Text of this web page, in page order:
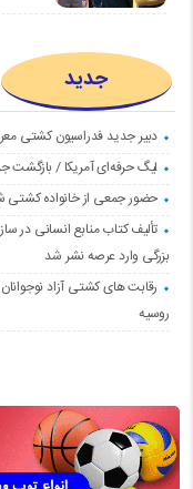
جدید
دبیر جدید فدراسیون کشتی
لیگ حرفه‌ای آمریکا / بازگشت
حضور جمعی از خانواده کشتی
تألیف کتاب منابع انسانی در
بزرگی وارد عرصه نشر شد
رقابت های کشتی آزاد
روسیه